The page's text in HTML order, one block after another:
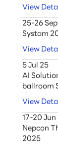
View
25-26
Systam
View
5 Jul 25
AI
ballroom
View
17-20 Jun
Nepcon
2025